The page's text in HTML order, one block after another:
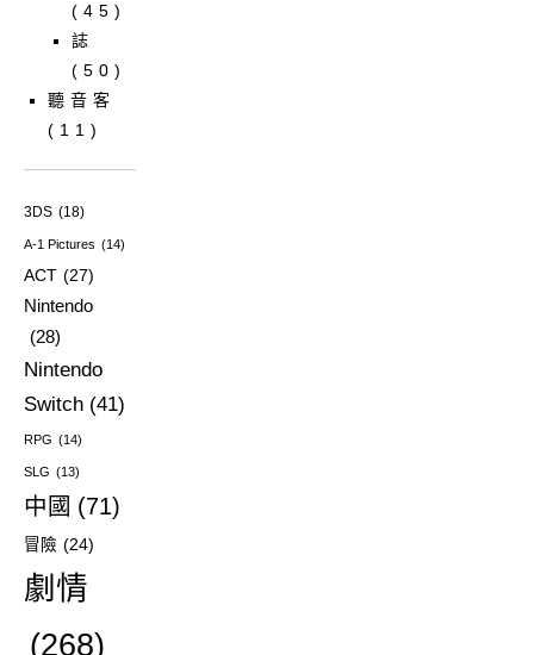
(45)
誌
(50)
聽音客
(11)
3DS (18)
A-1 Pictures (14)
ACT (27)
Nintendo
(28)
Nintendo
Switch (41)
RPG (14)
SLG (13)
中國 (71)
冒險 (24)
劇情
(268)